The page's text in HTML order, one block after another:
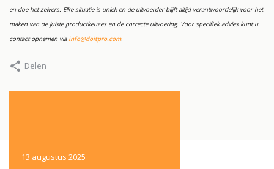
en doe-het-zelvers. Elke situatie is uniek en de uitvoerder blijft altijd verantwoordelijk voor het
maken van de juiste productkeuzes en de correcte uitvoering. Voor specifiek advies kunt u
contact opnemen via info@doitpro.com.
Delen
13 augustus 2025